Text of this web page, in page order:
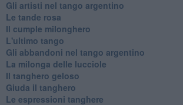
Gli artisti nel tango argentino
Le tande rosa
Il cumple milonghero
L'ultimo tango
Gli abbandoni nel tango argentino
La milonga delle lucciole
Il tanghero geloso
Giuda il tanghero
Le espressioni tanghere